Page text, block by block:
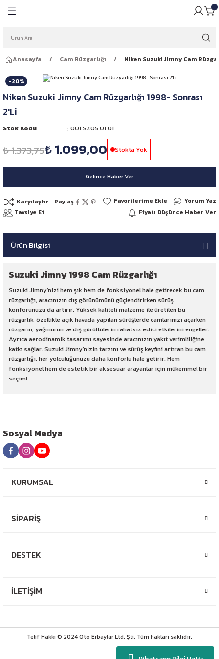
Ampulleri
Ampulleri
Ampulleri
Anasayfa Cam Rüzgarlığı Niken Suzuki Jimny Cam
-20%
Niken Suzuki Jimny Cam Rüzgarlığı 1998- Sonrası
2'Li
Stok Kodu 001 SZ05 01 01
₺ 1.373,75₺ 1.099,00 Stokta Yok
Gelince Haber Ver
Karşılaştır Paylaş
Yorum Yaz
Tavsiye Et
Fiyatı Düşünce Haber Ver
Ürün Bilgisi
Suzuki Jimny 1998 Cam Rüzgarlığı
Suzuki Jimny’nizi hem şık hem de fonksiyonel hale getirecek bu cam
rüzgarlığı, aracınızın dış görünümünü güçlendirirken sürüş
konforunuzu da artırır. Yüksek kaliteli malzeme ile üretilen bu
rüzgarlık, özellikle açık havada yapılan sürüşlerde camlarınızı açarken
rüzgarın, yağmurun ve dış gürültülerin rahatsız edici etkilerini engeller.
Ayrıca aerodinamik tasarımı sayesinde aracınızın yakıt verimliliğine
katkı sağlar. Suzuki Jimny’nizin tarzını ve sürüş keyfini artıran bu cam
rüzgarlığı, her yolculuğunuzu daha konforlu hale getirir. Hem
fonksiyonel hem de estetik bir aksesuar arayanlar için mükemmel bir
seçim!
Sosyal Medya
KURUMSAL
SİPARİŞ
DESTEK
İLETİŞİM
Telif Hakkı © 2024 Oto Erbaylar Ltd. Şti. Tüm hakları saklıdır.